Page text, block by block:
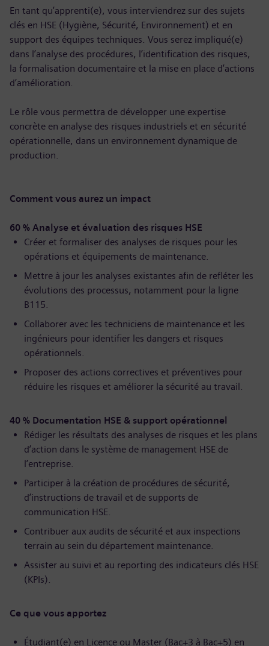
En tant qu’apprenti(e), vous interviendrez sur des sujets
clés en HSE (Hygiène, Sécurité, Environnement) et en
support des équipes techniques. Vous serez impliqué(e)
dans l’analyse des procédures, l’identification des risques,
la formalisation documentaire et la mise en place d’actions
d’amélioration.
Le rôle vous permettra de développer une expertise
concrète en analyse des risques industriels et en sécurité
opérationnelle, dans un environnement dynamique de
production.
Comment vous aurez un impact
60 % Analyse et évaluation des risques HSE
Créer et formaliser des analyses de risques pour les
opérations et équipements de maintenance.
Mettre à jour les analyses existantes afin de refléter les
évolutions des processus, notamment pour la ligne
B115.
Collaborer avec les techniciens de maintenance et les
ingénieurs pour identifier les dangers et risques
opérationnels.
Proposer des actions correctives et préventives pour
réduire les risques et améliorer la sécurité au travail.
40 % Documentation HSE & support opérationnel
Rédiger les résultats des analyses de risques et les plans
d’action dans le système de management HSE de
l’entreprise.
Participer à la création de procédures de sécurité,
d’instructions de travail et de supports de
communication HSE.
Contribuer aux audits de sécurité et aux inspections
terrain au sein du département maintenance.
Assister au suivi et au reporting des indicateurs clés HSE
(KPIs).
Ce que vous apportez
Étudiant(e) en Licence ou Master (Bac+3 à Bac+5) en